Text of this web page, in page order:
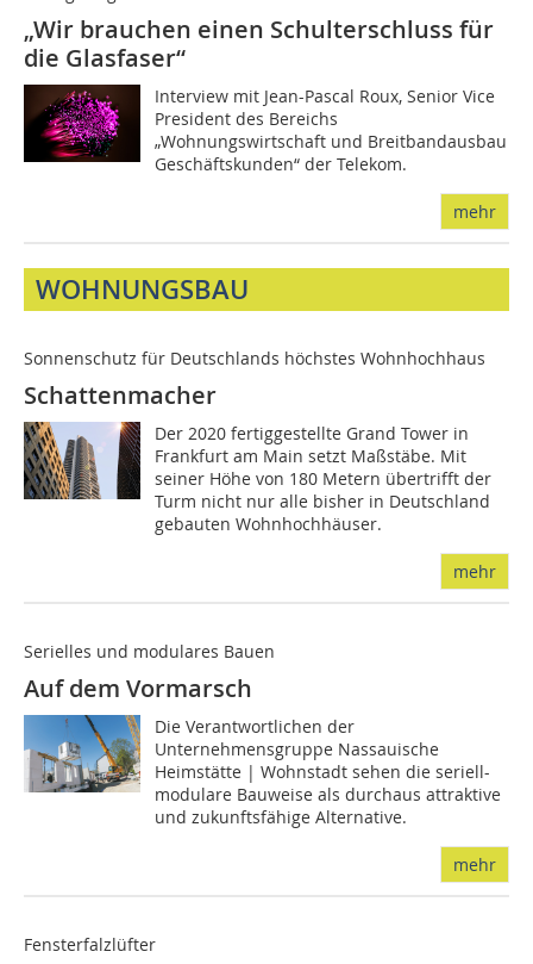
„Wir brauchen einen Schulterschluss für
die Glasfaser“
Interview mit Jean-Pascal Roux, Senior Vice
President des Bereichs
„Wohnungswirtschaft und Breitbandausbau
Geschäftskunden“ der Telekom.
mehr
WOHNUNGSBAU
Sonnenschutz für Deutschlands höchstes Wohnhochhaus
Schattenmacher
Der 2020 fertiggestellte Grand Tower in
Frankfurt am Main setzt Maßstäbe. Mit
seiner Höhe von 180 Metern übertrifft der
Turm nicht nur alle bisher in Deutschland
gebauten Wohnhochhäuser.
mehr
Serielles und modulares Bauen
Auf dem Vormarsch
Die Verantwortlichen der
Unternehmensgruppe Nassauische
Heimstätte | Wohnstadt sehen die seriell-
modulare Bauweise als durchaus attraktive
und zukunftsfähige Alternative.
mehr
Fensterfalzlüfter